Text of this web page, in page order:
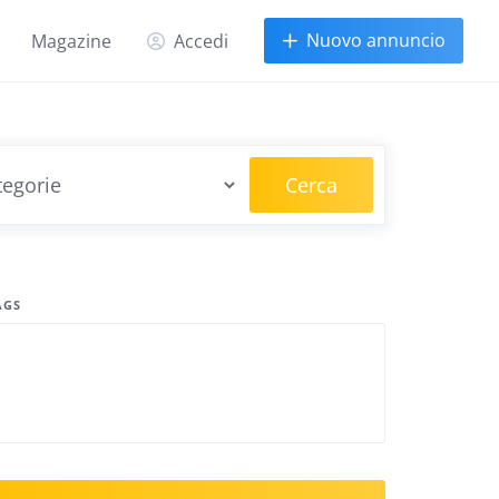
Magazine Accedi Nuovo annuncio
Cerca